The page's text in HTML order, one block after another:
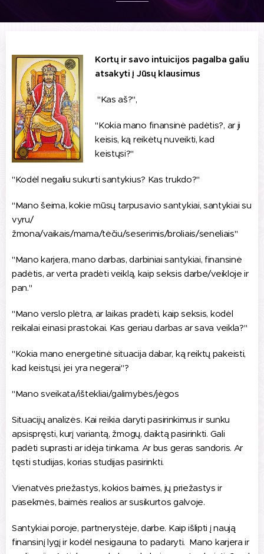
Kortų ir savo intuicijos pagalba galiu
atsakyti į Jūsų klausimus
"Kas aš?",
"Kokia mano finansinė padėtis?, ar ji
keisis, ką reikėtų nuveikti, kad
keistųsi?"
"Kodėl negaliu sukurti santykius? Kas trukdo?"
"Mano šeima, kokie mūsų tarpusavio santykiai, santykiai su
vyru/
žmona/vaikais/mama/tėčiu/seserimis/broliais/seneliais"
"Mano karjera, mano darbas, darbiniai santykiai, finansinė
padėtis, ar verta pradėti veiklą, kaip seksis darbe/veikloje ir
pan."
"Mano verslo plėtra, ar laikas pradėti, kaip seksis, kodėl
reikalai einasi prastokai. Kas geriau darbas ar sava veikla?"
"Kokia mano energetinė situacija dabar, ką reiktų pakeisti,
kad keistųsi, jei yra negerai"?
"Mano sveikata/ištekliai/galimybės/jėgos
Situacijų analizės. Kai reikia daryti pasirinkimus ir sunku
apsispręsti, kurį variantą, žmogų, daiktą pasirinkti. Gali
padėti suprasti ar idėja tinkama. Ar bus geras sandoris. Ar
tęsti studijas, korias studijas pasirinkti.
Vienatvės priežastys, kokios baimės, jų priežastys ir
pasekmės, baimės realios ar susikurtos galvoje.
Santykiai poroje, partnerystėje, darbe. Kaip išlipti į naują
finansinį lygį ir kodėl nesigauna to padaryti. Mano karjera ir